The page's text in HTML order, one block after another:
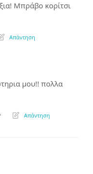
Μπράβο κορίτσι
Απάντηση
μου!! πολλα
Απάντηση